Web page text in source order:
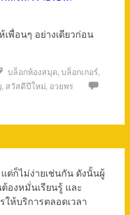
พื่อนๆ อย่างเดียวก่อน
บล็อกห้องสมุด, บล็อกเกอร์,
, สวัสดีปีใหม่, อวยพร
ต่ก็ไม่ง่ายเช่นกัน ดังนั้นผู้
องหมั่นเรียนรู้ และ
ห้บริการตลอดเวลา